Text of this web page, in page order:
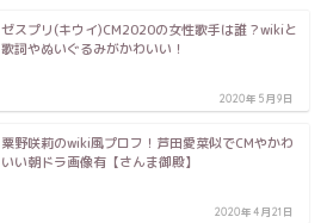
ゼスプリ(キウイ)CM2020の女性歌手は誰？wikiと
歌詞やぬいぐるみがかわいい！
2020年5月9日
粟野咲莉のwiki風プロフ！芦田愛菜似でCMやかわ
いい朝ドラ画像有【さんま御殿】
2020年4月21日